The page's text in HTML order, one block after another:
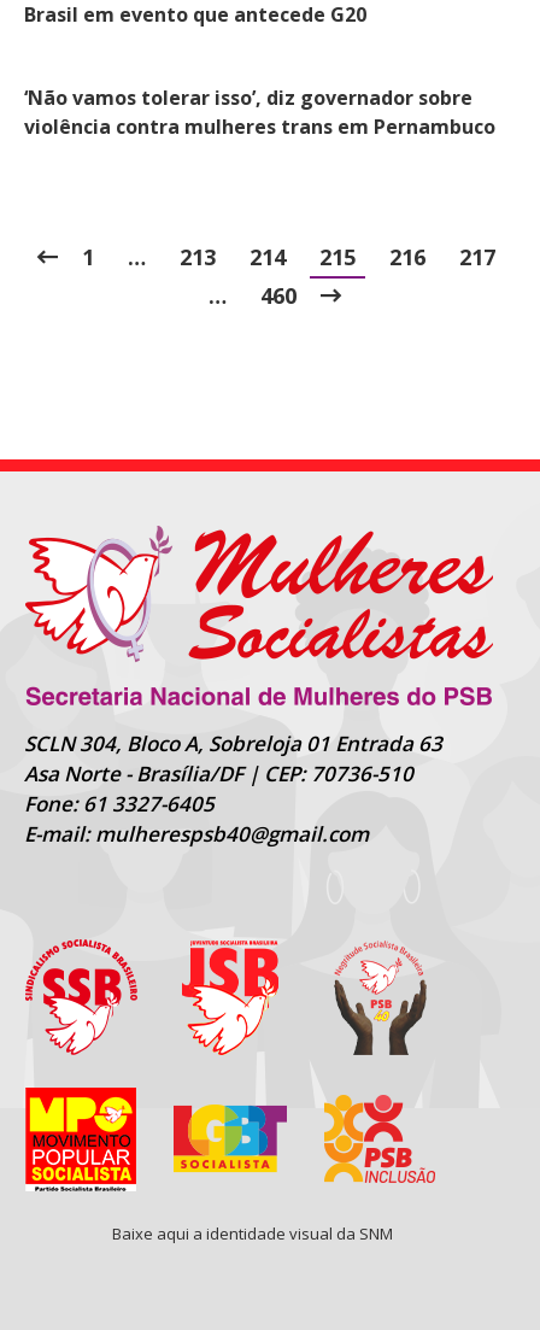
Brasil em evento que antecede G20
‘Não vamos tolerar isso’, diz governador sobre
violência contra mulheres trans em Pernambuco
1 … 213 214 215 216
217
…
460
SCLN 304, Bloco A, Sobreloja 01 Entrada 63
Asa Norte - Brasília/DF | CEP: 70736-510
Fone: 61 3327-6405
E-mail: mulherespsb40@gmail.com
Baixe aqui a identidade visual da SNM